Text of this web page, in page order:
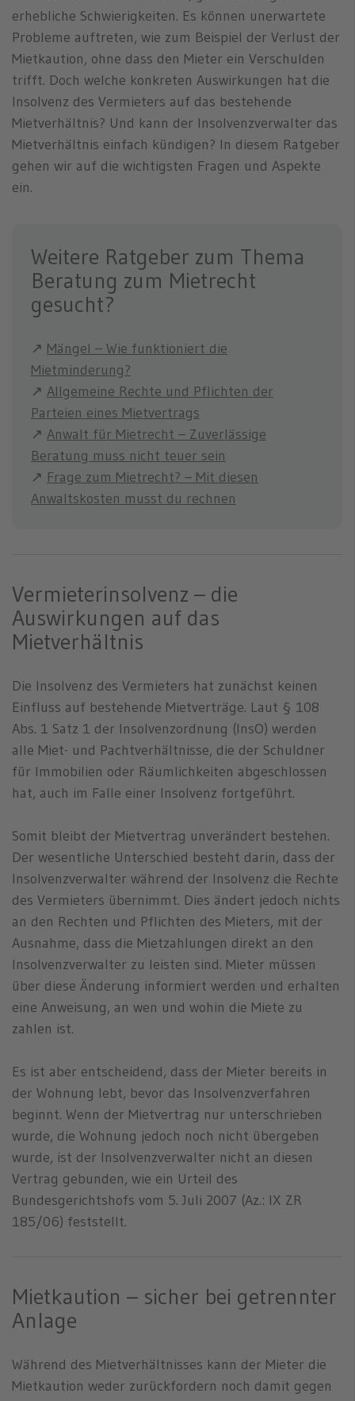
erhebliche Schwierigkeiten. Es können unerwartete
Probleme auftreten, wie zum Beispiel der Verlust der
Mietkaution, ohne dass den Mieter ein Verschulden
trifft. Doch welche konkreten Auswirkungen hat die
Insolvenz des Vermieters auf das bestehende
Mietverhältnis? Und kann der Insolvenzverwalter das
Mietverhältnis einfach kündigen? In diesem Ratgeber
gehen wir auf die wichtigsten Fragen und Aspekte
ein.
Weitere Ratgeber zum Thema
Beratung zum Mietrecht
gesucht?
↗ Mängel – Wie funktioniert die
Mietminderung?
↗ Allgemeine Rechte und Pflichten der
Parteien eines Mietvertrags
↗ Anwalt für Mietrecht – Zuverlässige
Beratung muss nicht teuer sein
↗ Frage zum Mietrecht? – Mit diesen
Anwaltskosten musst du rechnen
Vermieterinsolvenz – die
Auswirkungen auf das
Mietverhältnis
Die Insolvenz des Vermieters hat zunächst keinen
Einfluss auf bestehende Mietverträge. Laut § 108
Abs. 1 Satz 1 der Insolvenzordnung (InsO) werden
alle Miet- und Pachtverhältnisse, die der Schuldner
für Immobilien oder Räumlichkeiten abgeschlossen
hat, auch im Falle einer Insolvenz fortgeführt.
Somit bleibt der Mietvertrag unverändert bestehen.
Der wesentliche Unterschied besteht darin, dass der
Insolvenzverwalter während der Insolvenz die Rechte
des Vermieters übernimmt. Dies ändert jedoch nichts
an den Rechten und Pflichten des Mieters, mit der
Ausnahme, dass die Mietzahlungen direkt an den
Insolvenzverwalter zu leisten sind. Mieter müssen
über diese Änderung informiert werden und erhalten
eine Anweisung, an wen und wohin die Miete zu
zahlen ist.
Es ist aber entscheidend, dass der Mieter bereits in
der Wohnung lebt, bevor das Insolvenzverfahren
beginnt. Wenn der Mietvertrag nur unterschrieben
wurde, die Wohnung jedoch noch nicht übergeben
wurde, ist der Insolvenzverwalter nicht an diesen
Vertrag gebunden, wie ein Urteil des
Bundesgerichtshofs vom 5. Juli 2007 (Az.: IX ZR
185/06) feststellt.
Mietkaution – sicher bei getrennter
Anlage
Während des Mietverhältnisses kann der Mieter die
Mietkaution weder zurückfordern noch damit gegen